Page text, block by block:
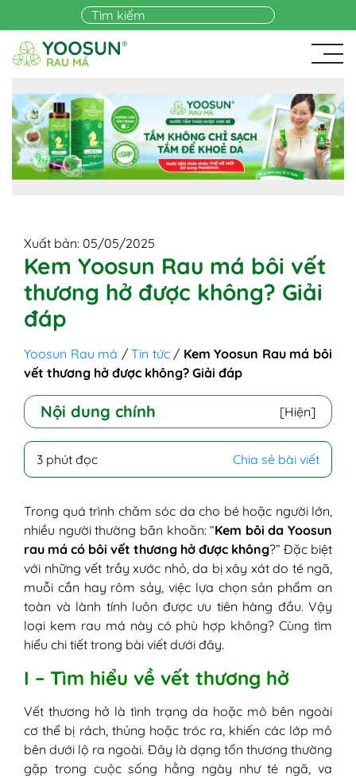
Skip to main content
Xuất bản: 05/05/2025
Kem Yoosun Rau má bôi vết
thương hở được không? Giải
đáp
Yoosun Rau má /Tin tức/ Kem Yoosun Rau má bôi
vết thương hở được không? Giải đáp
Nội dung chính [Hiện]
II - Kem Yoosun Rau má bôi vết thương hở
III - Hướng dẫn sử dung kem Yoosun Rau
má cho vết thương hở
3 phút đọc Chia sẻ bài viết
Trong quá trình chăm sóc da cho bé hoặc người lớn,
nhiều người thường băn khoăn: “Kem bôi da Yoosun
rau má có bôi vết thương hở được không?” Đặc biệt
với những vết trầy xước nhỏ, da bị xây xát do té ngã,
muỗi cắn hay rôm sảy, việc lựa chọn sản phẩm an
toàn và lành tính luôn được ưu tiên hàng đầu. Vậy
loại kem rau má này có phù hợp không? Cùng tìm
hiểu chi tiết trong bài viết dưới đây.
I – Tìm hiểu về vết thương hở
Vết thương hở là tình trạng da hoặc mô bên ngoài
cơ thể bị rách, thủng hoặc tróc ra, khiến các lớp mô
bên dưới lộ ra ngoài. Đây là dạng tổn thương thường
gặp trong cuộc sống hằng ngày như té ngã, va